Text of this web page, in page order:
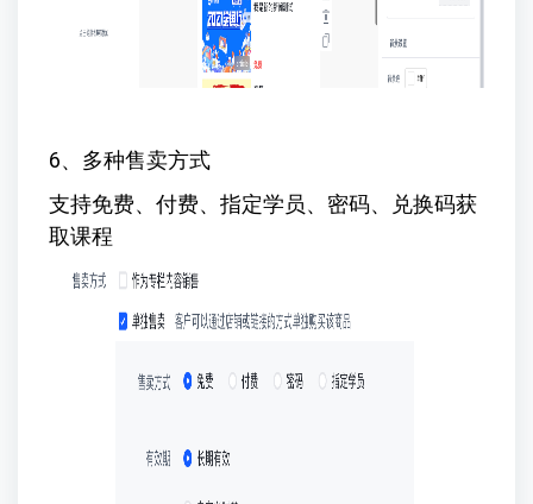
6、多种售卖方式
支持免费、付费、指定学员、密码、兑换码获
取课程